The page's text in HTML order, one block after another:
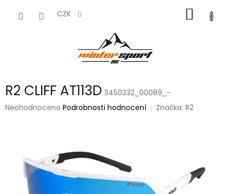
CZK
KOŠÍK
R2 CLIFF AT113D 3450332_00089_-
Průměrné
hvězdiček.
Neohodnoceno Podrobnosti hodnocení Značka:R2